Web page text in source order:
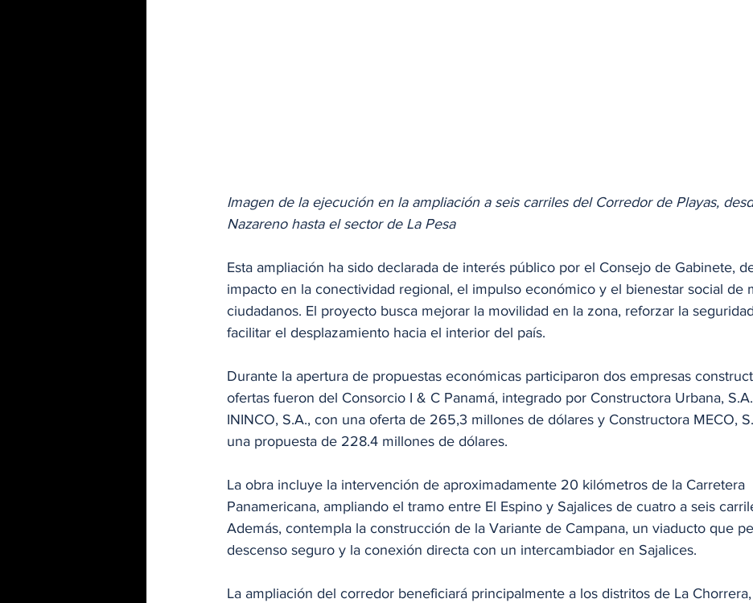
Imagen de la ejecución en la ampliación a seis carriles del Corredor de Playas,
Nazareno hasta el sector de La Pesa
Esta ampliación ha sido declarada de interés público por el Consejo de Gabinete,
impacto en la conectividad regional, el impulso económico y el bienestar social de
ciudadanos. El proyecto busca mejorar la movilidad en la zona, reforzar la
facilitar el desplazamiento hacia el interior del país.
Durante la apertura de propuestas económicas participaron dos empresas
ofertas fueron del Consorcio I & C Panamá, integrado por Constructora Urbana,
ININCO, S.A., con una oferta de 265,3 millones de dólares y Constructora MECO,
una propuesta de 228.4 millones de dólares.
La obra incluye la intervención de aproximadamente 20 kilómetros de la Carretera
Panamericana, ampliando el tramo entre El Espino y Sajalices de cuatro a seis
Además, contempla la construcción de la Variante de Campana, un viaducto que
descenso seguro y la conexión directa con un intercambiador en Sajalices.
La ampliación del corredor beneficiará principalmente a los distritos de La